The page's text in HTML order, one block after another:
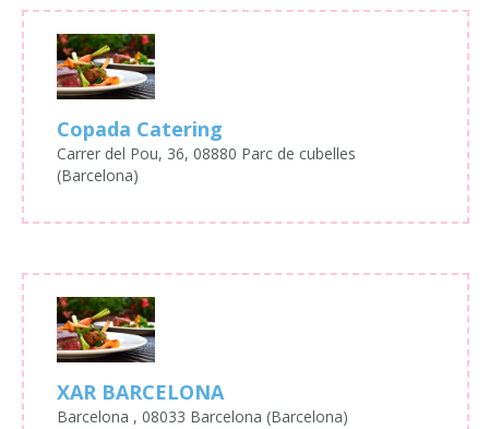
Copada Catering
Carrer del Pou, 36, 08880 Parc de cubelles
(Barcelona)
XAR BARCELONA
Barcelona , 08033 Barcelona (Barcelona)